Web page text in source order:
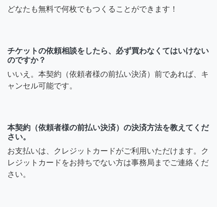
どなたも無料で何枚でもつくることができます！
チケットの依頼相談をしたら、必ず買わなくてはいけない
のですか？
いいえ。本契約（依頼者様の前払い決済）前であれば、キ
ャンセル可能です。
本契約（依頼者様の前払い決済）の決済方法を教えてくだ
さい。
お支払いは、クレジットカードがご利用いただけます。ク
レジットカードをお持ちでない方は事務局までご連絡くだ
さい。